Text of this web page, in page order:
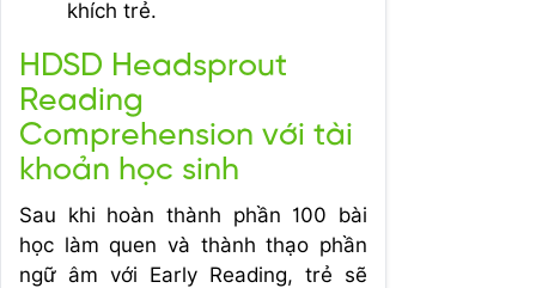
khích trẻ.
HDSD Headsprout
Reading
Comprehension với tài
khoản học sinh
Sau khi hoàn thành phần 100 bài
học làm quen và thành thạo phần
ngữ âm với Early Reading, trẻ sẽ